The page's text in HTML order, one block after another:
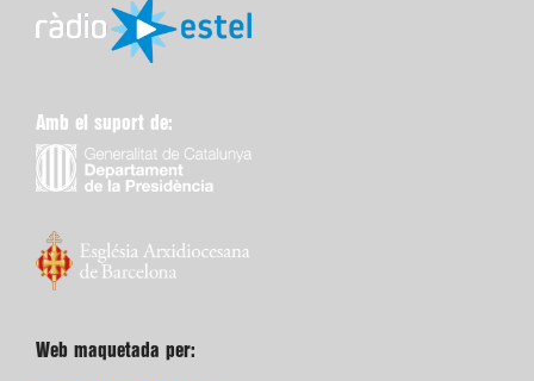
Amb el suport de:
Web maquetada per: